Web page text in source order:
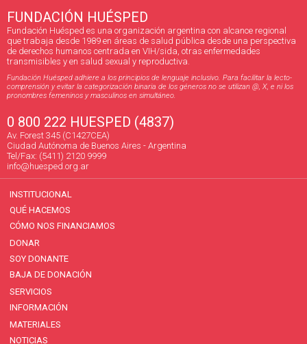
FUNDACIÓN HUÉSPED
Fundación Huésped es una organización argentina con alcance regional
que trabaja desde 1989 en áreas de salud pública desde una perspectiva
de derechos humanos centrada en VIH/sida, otras enfermedades
transmisibles y en salud sexual y reproductiva.
Fundación Huésped adhiere a los principios de lenguaje inclusivo. Para facilitar la lecto-
comprensión y evitar la categorización binaria de los géneros no se utilizan @, X, e ni los
pronombres femeninos y masculinos en simultáneo.
0 800 222 HUESPED (4837)
Av. Forest 345 (C1427CEA)
Ciudad Autónoma de Buenos Aires - Argentina
Tel/Fax: (5411) 2120 9999
info@huesped.org.ar
INSTITUCIONAL
QUÉ HACEMOS
CÓMO NOS FINANCIAMOS
DONAR
SOY DONANTE
BAJA DE DONACIÓN
SERVICIOS
INFORMACIÓN
MATERIALES
NOTICIAS